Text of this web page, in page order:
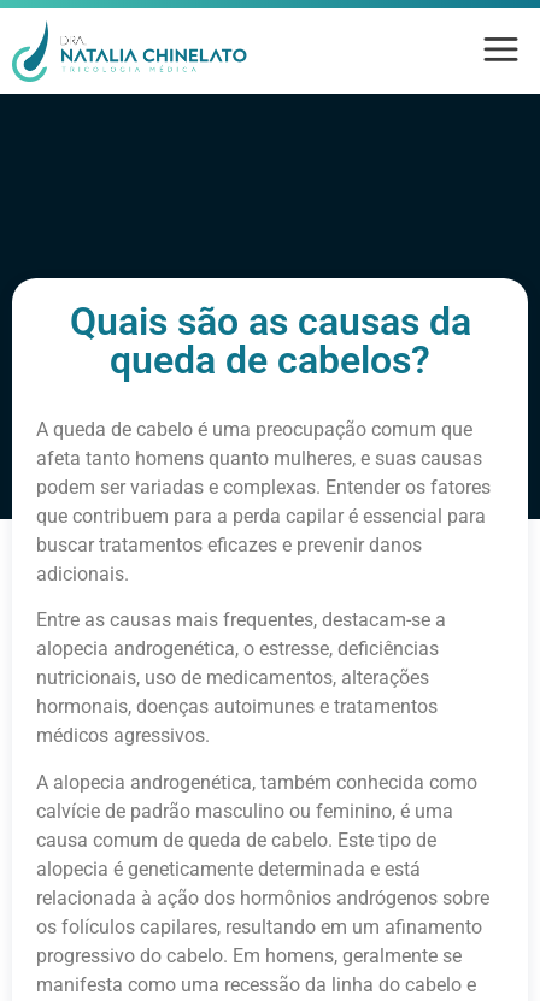
Quais são as causas da
queda de cabelos?
A queda de cabelo é uma preocupação comum que
afeta tanto homens quanto mulheres, e suas causas
podem ser variadas e complexas. Entender os fatores
que contribuem para a perda capilar é essencial para
buscar tratamentos eficazes e prevenir danos
adicionais.
Entre as causas mais frequentes, destacam-se a
alopecia androgenética, o estresse, deficiências
nutricionais, uso de medicamentos, alterações
hormonais, doenças autoimunes e tratamentos
médicos agressivos.
A alopecia androgenética, também conhecida como
calvície de padrão masculino ou feminino, é uma
causa comum de queda de cabelo. Este tipo de
alopecia é geneticamente determinada e está
relacionada à ação dos hormônios andrógenos sobre
os folículos capilares, resultando em um afinamento
progressivo do cabelo. Em homens, geralmente se
manifesta como uma recessão da linha do cabelo e